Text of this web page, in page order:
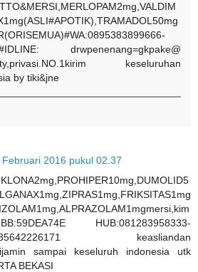
drwpenenang=gkpake@
keseluruhan
by tiki&jne
Februari 2016 pukul 02.37
HUB:081283958333-
085642226171 keasliandan
sampai keseluruh indonesia utk
BEKASI